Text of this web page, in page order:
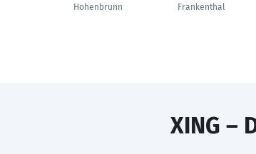
Hohenbrunn
Frankenthal
XING –